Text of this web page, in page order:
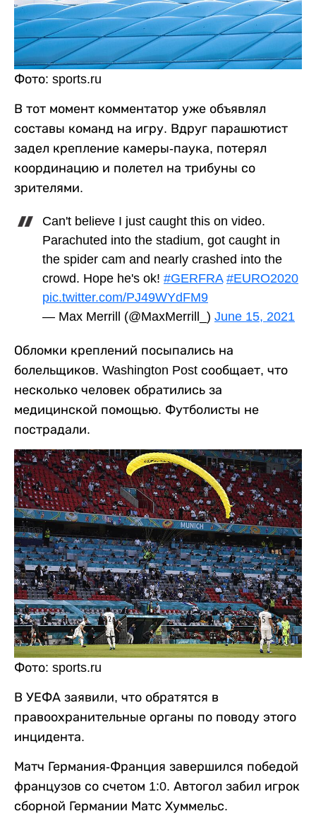
Фото: sports.ru
В тот момент комментатор уже объявлял
составы команд на игру. Вдруг парашютист
задел крепление камеры-паука, потерял
координацию и полетел на трибуны со
зрителями.
Can't believe I just caught this on video.
Parachuted into the stadium, got caught in
the spider cam and nearly crashed into the
crowd. Hope he's ok! #GERFRA #EURO2020
pic.twitter.com/PJ49WYdFM9
— Max Merrill (@MaxMerrill_) June 15, 2021
Обломки креплений посыпались на
болельщиков. Washington Post сообщает, что
несколько человек обратились за
медицинской помощью. Футболисты не
пострадали.
Фото: sports.ru
В УЕФА заявили, что обратятся в
правоохранительные органы по поводу этого
инцидента.
Матч Германия-Франция завершился победой
французов со счетом 1:0. Автогол забил игрок
сборной Германии Матс Хуммельс.